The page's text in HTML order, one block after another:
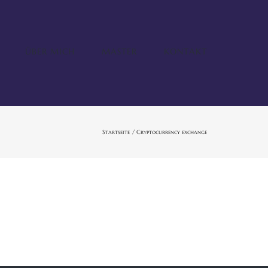
ÜBER MICH MASTER KONTAKT
Startseite Cryptocurrency exchange